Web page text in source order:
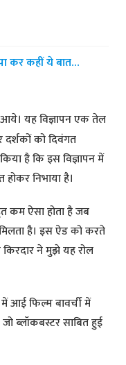
कर कहीं ये बात…
यह विज्ञापन एक तेल
को दिवंगत
है कि इस विज्ञापन में
निभाया है।
कम ऐसा होता है जब
है। इस ऐड को करते
ने मुझे यह रोल
आई फिल्म बावर्ची में
ब्लॉकबस्टर साबित हुई